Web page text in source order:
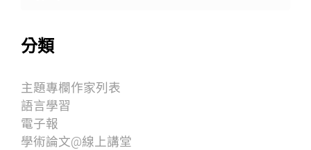
分類
主題專欄作家列表
語言學習
電子報
學術論文@線上講堂